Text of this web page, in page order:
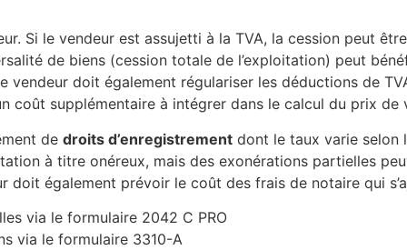
Si le vendeur est assujetti à la TVA, la cession peut
de biens (cession totale de l’exploitation) peut
vendeur doit également régulariser les déductions de
coût supplémentaire à intégrer dans le calcul du prix de
de droits d’enregistrement dont le taux varie selon
à titre onéreux, mais des exonérations partielles
doit également prévoir le coût des frais de notaire qui
via le formulaire 2042 C PRO
via le formulaire 3310-A